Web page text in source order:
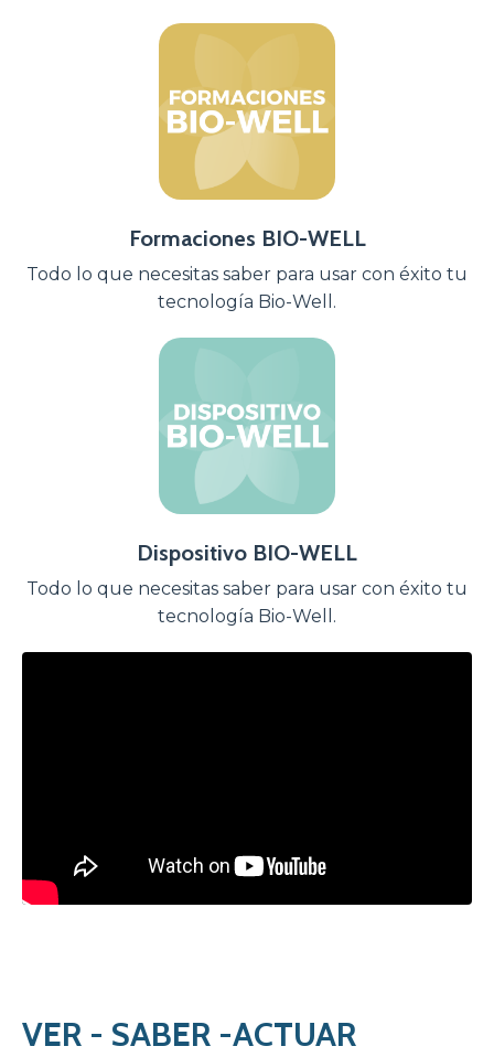
Formaciones BIO-WELL
Todo lo que necesitas saber para usar con éxito tu
tecnología Bio-Well.
Dispositivo BIO-WELL
Todo lo que necesitas saber para usar con éxito tu
tecnología Bio-Well.
VER - SABER -ACTUAR